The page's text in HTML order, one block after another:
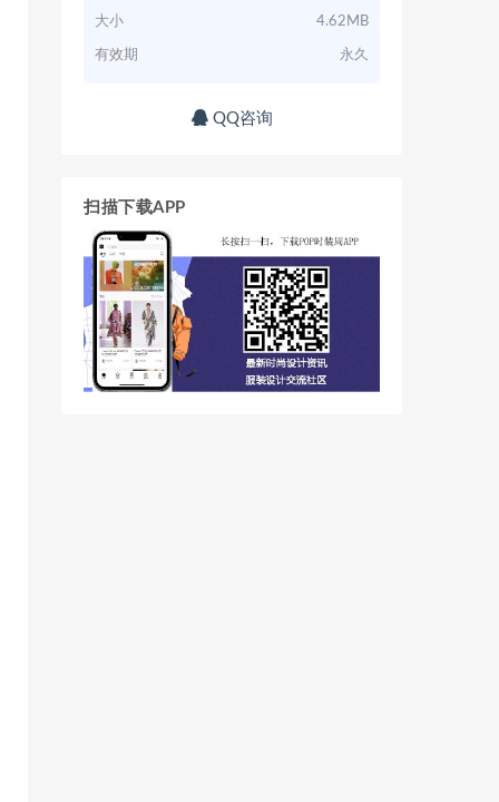
大小 4.62MB
有效期 永久
QQ咨询
扫描下载APP